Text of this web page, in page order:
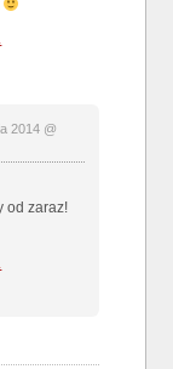
2014 @
od zaraz!